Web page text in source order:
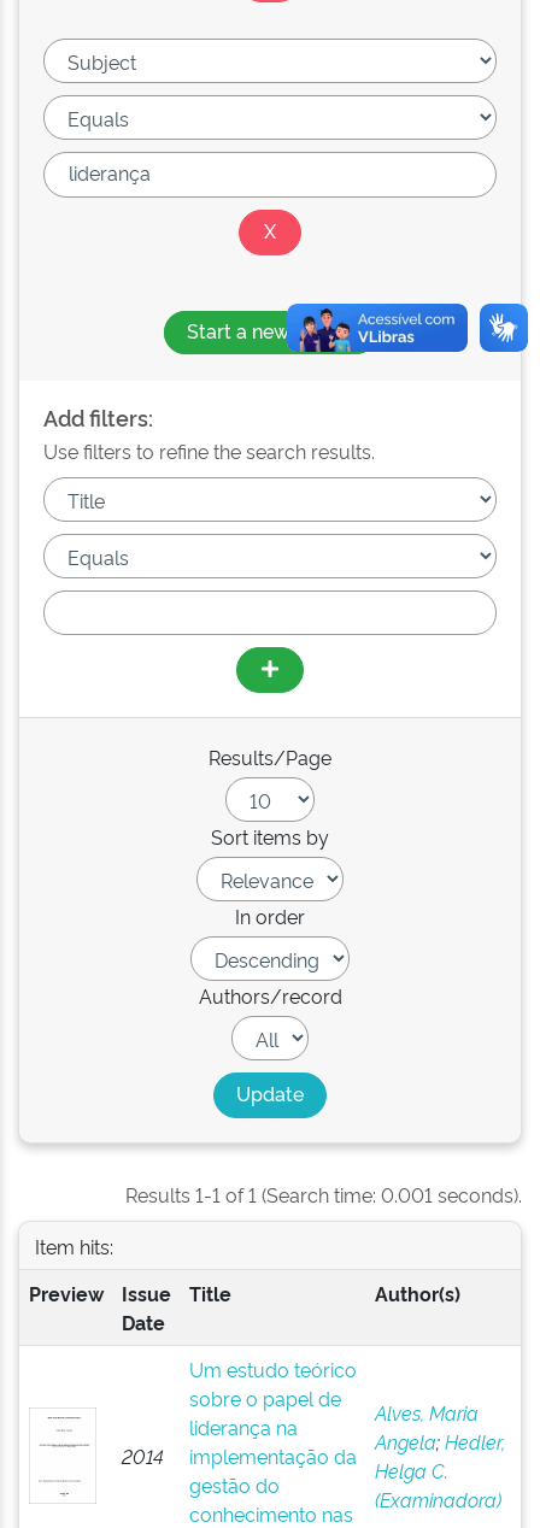
Start a new search
Add filters:
Use filters to refine the search results.
Results/Page
Sort items by
In order
Authors/record
Results 1-1 of 1 (Search time: 0.001 seconds).
Item hits:
Preview
Issue
Date
Title Author(s)
2014
Um estudo teórico
sobre o papel de
liderança na
implementação da
gestão do
conhecimento nas
Alves, Maria
Angela;Hedler,
Helga C.
(Examinadora)